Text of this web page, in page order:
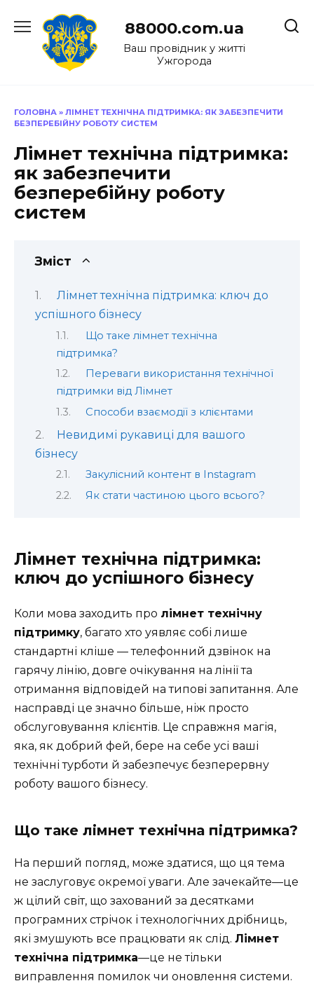
до
88000.com.ua
Ваш провідник у житті
Ужгорода
ГОЛОВНА » ЛІМНЕТ ТЕХНІЧНА ПІДТРИМКА: ЯК ЗАБЕЗПЕЧИТИ
БЕЗПЕРЕБІЙНУ РОБОТУ СИСТЕМ
Лімнет технічна підтримка:
як забезпечити
безперебійну роботу
систем
Зміст
Лімнет технічна підтримка: ключ до
успішного бізнесу
Що таке лімнет технічна
підтримка?
Переваги використання технічної
підтримки від Лімнет
Способи взаємодії з клієнтами
Невидимі рукавиці для вашого
бізнесу
Закулісний контент в Instagram
Як стати частиною цього всього?
Лімнет технічна підтримка:
ключ до успішного бізнесу
Коли мова заходить про лімнет технічну
підтримку, багато хто уявляє собі лише
стандартні кліше — телефонний дзвінок на
гарячу лінію, довге очікування на лінії та
отримання відповідей на типові запитання. Але
насправді це значно більше, ніж просто
обслуговування клієнтів. Це справжня магія,
яка, як добрий фей, бере на себе усі ваші
технічні турботи й забезпечує безперервну
роботу вашого бізнесу.
Що таке лімнет технічна підтримка?
На перший погляд, може здатися, що ця тема
не заслуговує окремої уваги. Але зачекайте—це
ж цілий світ, що захований за десятками
програмних стрічок і технологічних дрібниць,
які змушують все працювати як слід. Лімнет
технічна підтримка—це не тільки
виправлення помилок чи оновлення системи.